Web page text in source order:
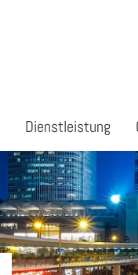
Dienstleistung